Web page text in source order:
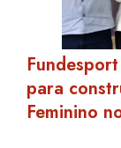
para
Feminino